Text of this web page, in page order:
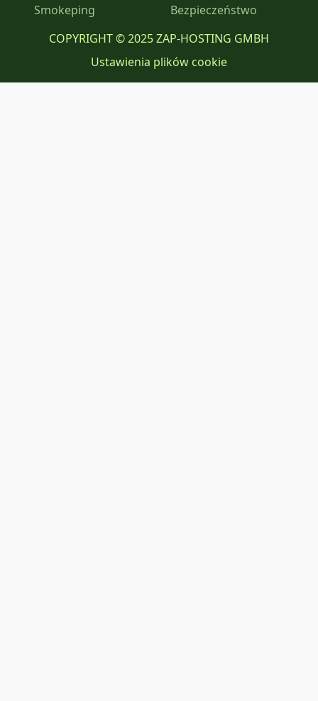
Smokeping
Bezpieczeństwo
COPYRIGHT © 2025 ZAP-HOSTING GMBH
Ustawienia plików cookie